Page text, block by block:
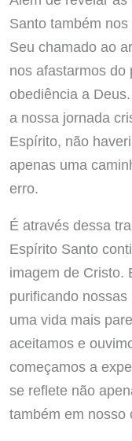
Santo também
Seu chamado ao
nos afastarmos do
obediência a
a nossa jornada
Espírito, não
apenas uma
erro.
É através dessa
Espírito Santo
imagem de Cristo.
purificando
uma vida mais
aceitamos e
começamos a
se reflete não
também em nosso